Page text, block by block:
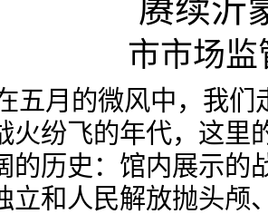
赓续沂
市市场
的微风中，我们走
火纷飞的年代，这里
的历史：馆内展示的
立和人民解放抛头颅